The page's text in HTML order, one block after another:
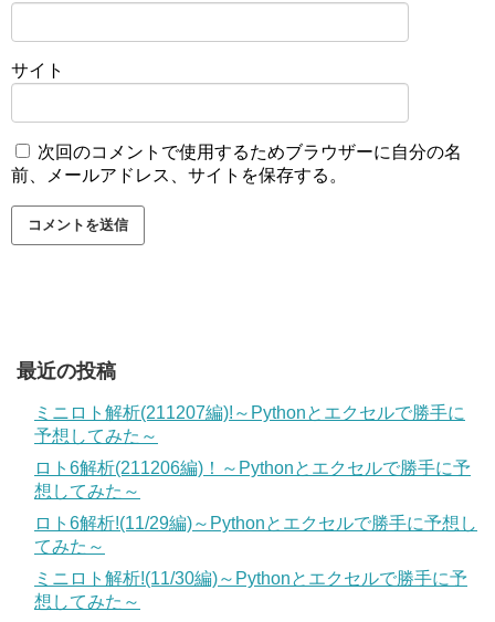
サイト
次回のコメントで使用するためブラウザーに自分の名
前、メールアドレス、サイトを保存する。
最近の投稿
ミニロト解析(211207編)!～Pythonとエクセルで勝手に
予想してみた～
ロト6解析(211206編)！～Pythonとエクセルで勝手に予
想してみた～
ロト6解析!(11/29編)～Pythonとエクセルで勝手に予想し
てみた～
ミニロト解析!(11/30編)～Pythonとエクセルで勝手に予
想してみた～